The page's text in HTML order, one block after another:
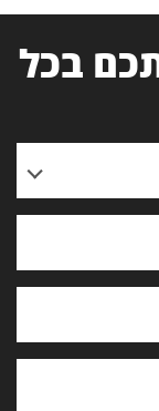
בכל